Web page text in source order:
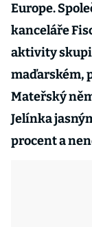
Europe.
kanceláře
aktivity
maďarském,
Mateřský
Jelínka
procent a